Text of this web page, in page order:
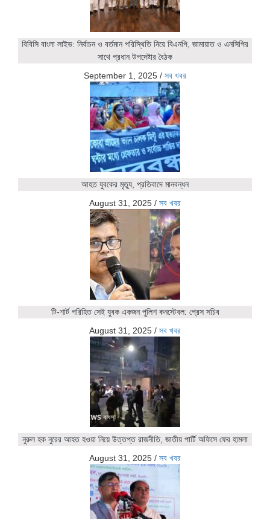
বিবিসি বাংলা লাইভ: নির্বাচন ও বর্তমান পরিস্থিতি নিয়ে বিএনপি, জামায়াত ও এনসিপির
সাথে প্রধান উপদেষ্টার বৈঠক
September 1, 2025 / সব খবর
আহত যুবকের মৃত্যু, প্রতিবাদে মানবন্ধন
August 31, 2025 / সব খবর
টি-শার্ট পরিহিত সেই যুবক একজন পুলিশ কনস্টেবল: প্রেস সচিব
August 31, 2025 / সব খবর
নুরুল হক নুরের আহত হওয়া নিয়ে উত্তপ্ত রাজনীতি, জাতীয় পার্টি অফিসে ফের হামলা
August 31, 2025 / সব খবর